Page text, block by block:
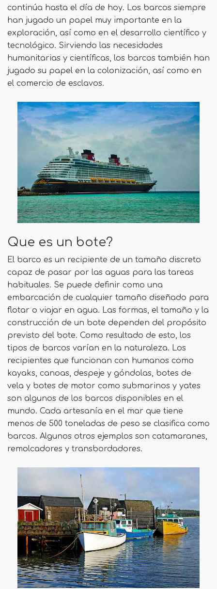
continúa hasta el día de hoy. Los barcos siempre
han jugado un papel muy importante en la
exploración, así como en el desarrollo científico y
tecnológico. Sirviendo las necesidades
humanitarias y científicas, los barcos también han
jugado su papel en la colonización, así como en
el comercio de esclavos.
Que es un bote?
El barco es un recipiente de un tamaño discreto
capaz de pasar por las aguas para las tareas
habituales. Se puede definir como una
embarcación de cualquier tamaño diseñado para
flotar o viajar en agua. Las formas, el tamaño y la
construcción de un bote dependen del propósito
previsto del bote. Como resultado de esto, los
tipos de barcos varían en la naturaleza. Los
recipientes que funcionan con humanos como
kayaks, canoas, despeje y góndolas, botes de
vela y botes de motor como submarinos y yates
son algunos de los barcos disponibles en el
mundo. Cada artesanía en el mar que tiene
menos de 500 toneladas de peso se clasifica como
barcos. Algunos otros ejemplos son catamaranes,
remolcadores y transbordadores.